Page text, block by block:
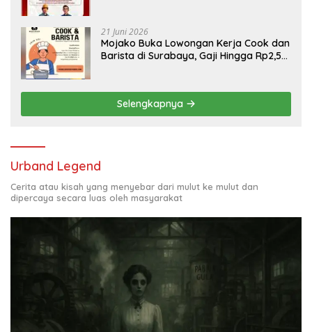
21 Juni 2026
Mojako Buka Lowongan Kerja Cook dan
Barista di Surabaya, Gaji Hingga Rp2,5
Selengkapnya
Urband Legend
Cerita atau kisah yang menyebar dari mulut ke mulut dan
dipercaya secara luas oleh masyarakat